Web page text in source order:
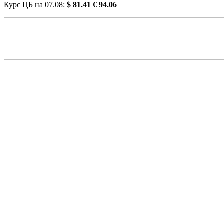
Курс ЦБ на 07.08: $ 81.41 € 94.06